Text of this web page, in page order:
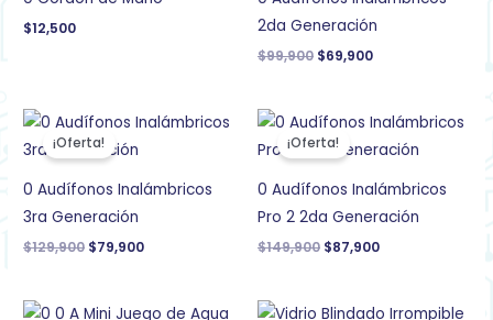
$12,500
2da Generación
$99,900 $69,900
¡Oferta!
0 Audífonos Inalámbricos
3ra Generación
$129,900
El
precio
original
$129,900.
$79,900
El
precio
$79,900.
¡Oferta!
0 Audífonos Inalámbricos
Pro 2 2da Generación
$149,900
El
precio
original
$149,900.
$87,900
El
precio
actual
$87,900.
El
El